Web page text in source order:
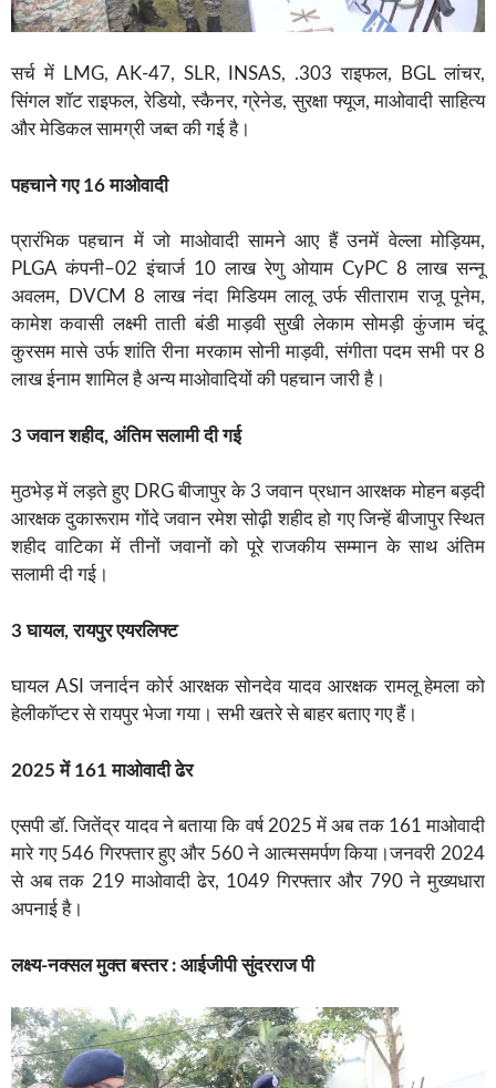
सर्च में LMG, AK-47, SLR, INSAS, .303 राइफल, BGL लांचर,
सिंगल शॉट राइफल, रेडियो, स्कैनर, ग्रेनेड, सुरक्षा फ्यूज, माओवादी साहित्य
और मेडिकल सामग्री जब्त की गई है।
पहचाने गए 16 माओवादी
प्रारंभिक पहचान में जो माओवादी सामने आए हैं उनमें वेल्ला मोड़ियम,
PLGA कंपनी–02 इंचार्ज 10 लाख रेणु ओयाम CyPC 8 लाख सन्नू
अवलम, DVCM 8 लाख नंदा मिडियम लालू उर्फ सीताराम राजू पूनेम,
कामेश कवासी लक्ष्मी ताती बंडी माड़वी सुखी लेकाम सोमड़ी कुंजाम चंदू
कुरसम मासे उर्फ शांति रीना मरकाम सोनी माड़वी, संगीता पदम सभी पर 8
लाख ईनाम शामिल है अन्य माओवादियों की पहचान जारी है।
3 जवान शहीद, अंतिम सलामी दी गई
मुठभेड़ में लड़ते हुए DRG बीजापुर के 3 जवान प्रधान आरक्षक मोहन बड़दी
आरक्षक दुकारूराम गोंदे जवान रमेश सोढ़ी शहीद हो गए जिन्हें बीजापुर स्थित
शहीद वाटिका में तीनों जवानों को पूरे राजकीय सम्मान के साथ अंतिम
सलामी दी गई।
3 घायल, रायपुर एयरलिफ्ट
घायल ASI जनार्दन कोर्र आरक्षक सोनदेव यादव आरक्षक रामलू हेमला को
हेलीकॉप्टर से रायपुर भेजा गया। सभी खतरे से बाहर बताए गए हैं।
2025 में 161 माओवादी ढेर
एसपी डॉ. जितेंद्र यादव ने बताया कि वर्ष 2025 में अब तक 161 माओवादी
मारे गए 546 गिरफ्तार हुए और 560 ने आत्मसमर्पण किया।जनवरी 2024
से अब तक 219 माओवादी ढेर, 1049 गिरफ्तार और 790 ने मुख्यधारा
अपनाई है।
लक्ष्य-नक्सल मुक्त बस्तर : आईजीपी सुंदरराज पी